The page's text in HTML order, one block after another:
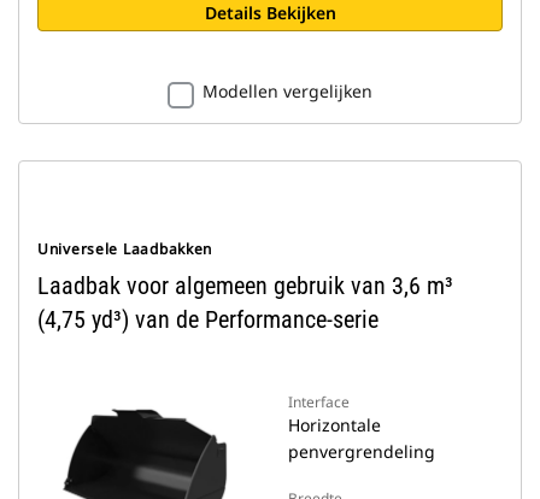
Details Bekijken
Modellen vergelijken
Universele Laadbakken
Laadbak voor algemeen gebruik van 3,6 m³
(4,75 yd³) van de Performance-serie
Interface
Horizontale
penvergrendeling